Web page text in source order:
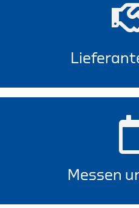
Messen